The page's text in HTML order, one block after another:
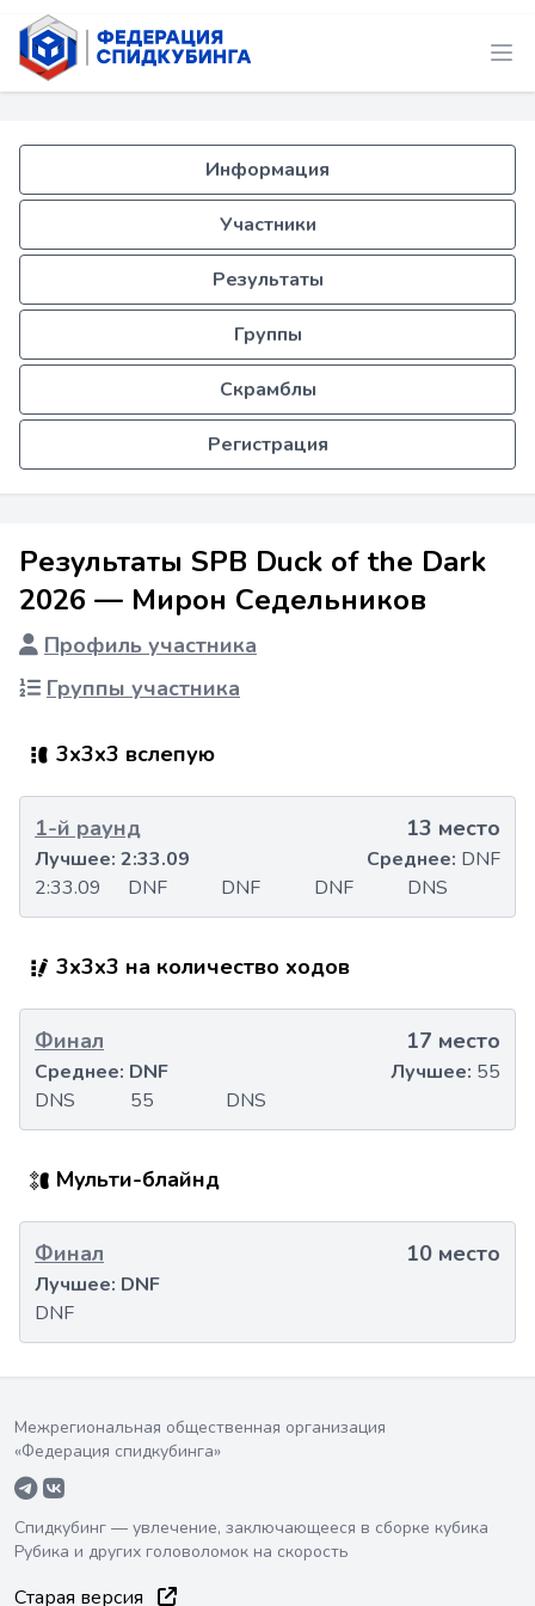
Информация
Участники
Результаты
Группы
Скрамблы
Регистрация
Результаты SPB Duck of the Dark
2026 — Мирон Седельников
Профиль участника
Группы участника
3x3x3 вслепую
1-й раунд 13 место
2:33.09 DNF DNF DNF DNS
Лучшее: 2:33.09 Среднее: DNF
3x3x3 на количество ходов
Финал 17 место
DNS 55 DNS
Среднее: DNF Лучшее: 55
Мульти-блайнд
Финал 10 место
DNF
Лучшее: DNF
Межрегиональная общественная организация
«Федерация спидкубинга»
Спидкубинг — увлечение, заключающееся в сборке кубика
Рубика и других головоломок на скорость
Старая версия